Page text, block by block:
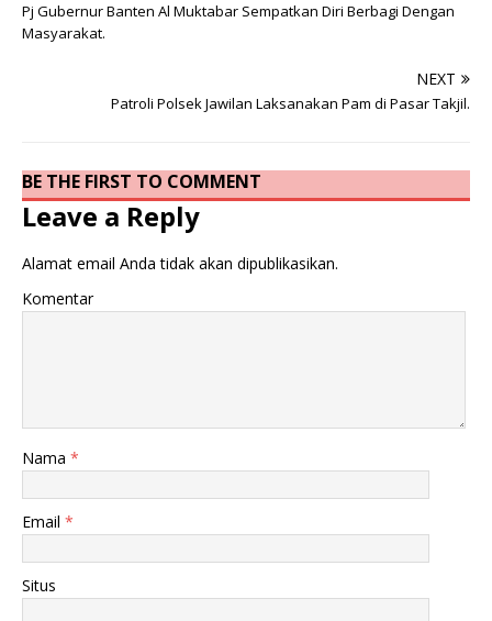
Pj Gubernur Banten Al Muktabar Sempatkan Diri Berbagi Dengan
Masyarakat.
NEXT
Patroli Polsek Jawilan Laksanakan Pam di Pasar Takjil.
BE THE FIRST TO COMMENT
Leave a Reply
Alamat email Anda tidak akan dipublikasikan.
Komentar
Nama *
Email *
Situs